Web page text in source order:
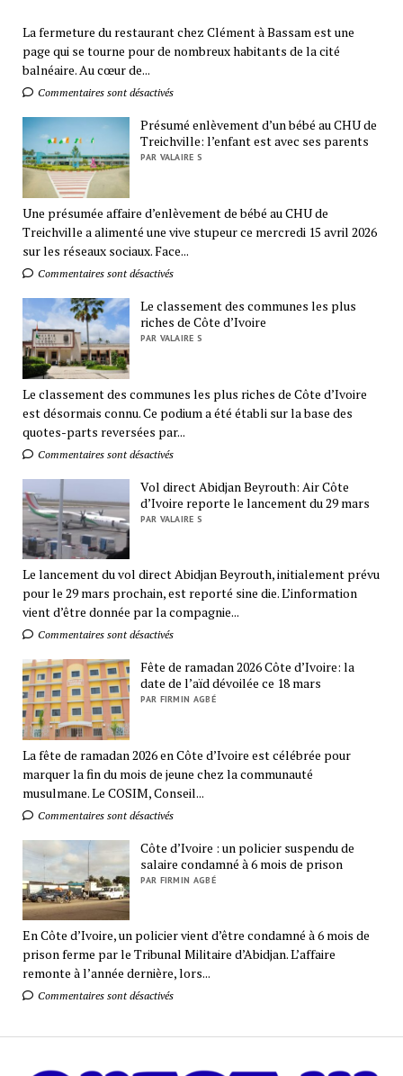
La fermeture du restaurant chez Clément à Bassam est une
page qui se tourne pour de nombreux habitants de la cité
balnéaire. Au cœur de...
Commentaires sont désactivés
Présumé enlèvement d’un bébé au CHU de
Treichville: l’enfant est avec ses parents
PAR VALAIRE S
Une présumée affaire d’enlèvement de bébé au CHU de
Treichville a alimenté une vive stupeur ce mercredi 15 avril 2026
sur les réseaux sociaux. Face...
Commentaires sont désactivés
Le classement des communes les plus
riches de Côte d’Ivoire
PAR VALAIRE S
Le classement des communes les plus riches de Côte d’Ivoire
est désormais connu. Ce podium a été établi sur la base des
quotes-parts reversées par...
Commentaires sont désactivés
Vol direct Abidjan Beyrouth: Air Côte
d’Ivoire reporte le lancement du 29 mars
PAR VALAIRE S
Le lancement du vol direct Abidjan Beyrouth, initialement prévu
pour le 29 mars prochain, est reporté sine die. L’information
vient d’être donnée par la compagnie...
Commentaires sont désactivés
Fête de ramadan 2026 Côte d’Ivoire: la
date de l’aïd dévoilée ce 18 mars
PAR FIRMIN AGBÉ
La fête de ramadan 2026 en Côte d’Ivoire est célébrée pour
marquer la fin du mois de jeune chez la communauté
musulmane. Le COSIM, Conseil...
Commentaires sont désactivés
Côte d’Ivoire : un policier suspendu de
salaire condamné à 6 mois de prison
PAR FIRMIN AGBÉ
En Côte d’Ivoire, un policier vient d’être condamné à 6 mois de
prison ferme par le Tribunal Militaire d’Abidjan. L’affaire
remonte à l’année dernière, lors...
Commentaires sont désactivés